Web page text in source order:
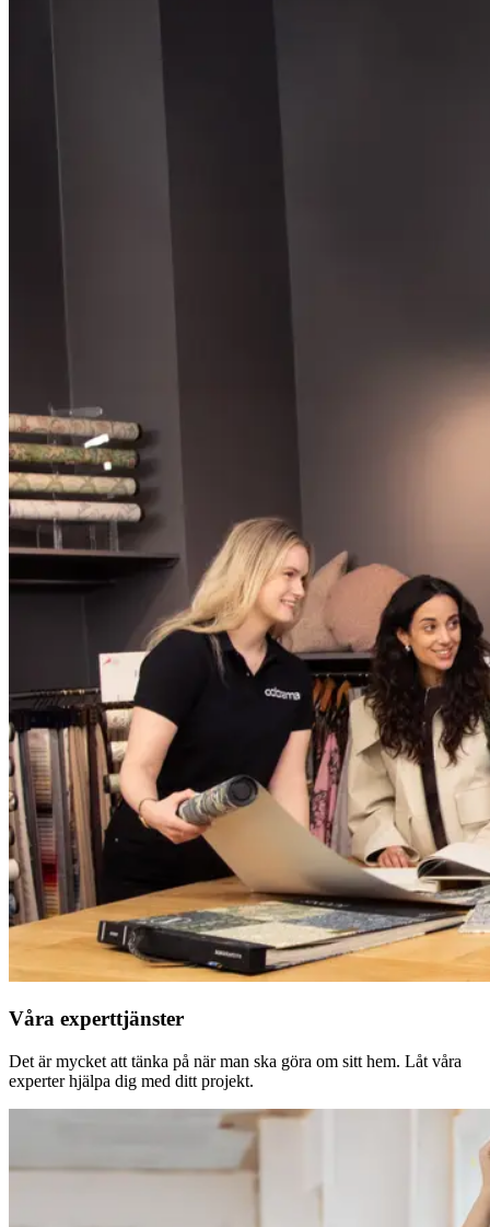
Våra experttjänster
Det är mycket att tänka på när man ska göra om sitt hem. Låt våra
experter hjälpa dig med ditt projekt.